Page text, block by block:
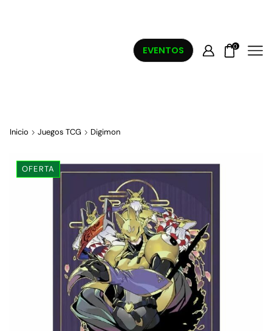
EVENTOS 0
Inicio Juegos TCG Digimon
OFERTA